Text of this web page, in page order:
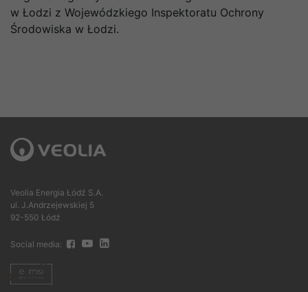
w Łodzi z Wojewódzkiego Inspektoratu Ochrony
Środowiska w Łodzi.
Veolia Energia Łódź S.A.
ul. J.Andrzejewskiej 5
92-550 Łódź
Social media: